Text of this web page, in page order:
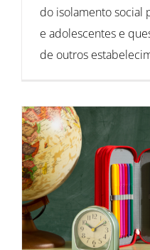
do isolamento social
e adolescentes e
de outros